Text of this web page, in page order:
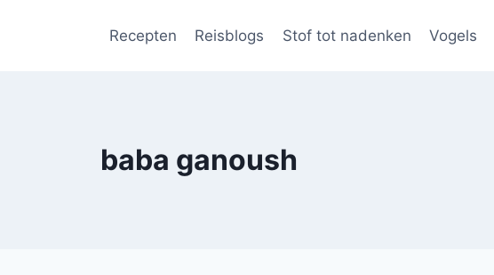
Recepten Reisblogs Stof tot nadenken Vogels
baba ganoush